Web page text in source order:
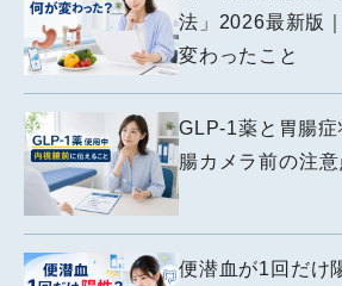
法」2026最新版
変わったこと
GLP-1薬と胃腸
腸カメラ前の注意
便潜血が1回だけ